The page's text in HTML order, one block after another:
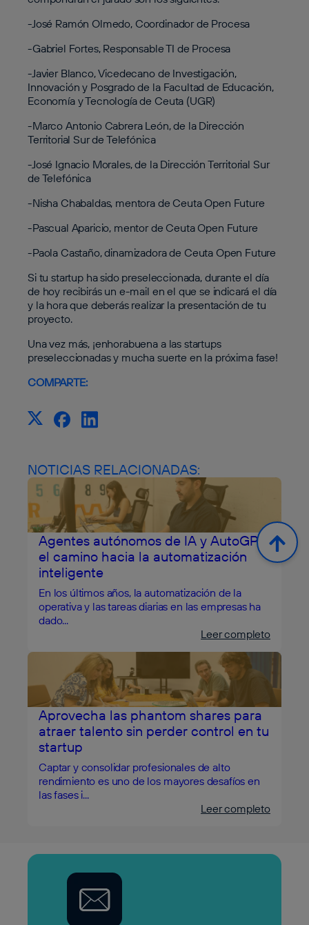
-José Ramón Olmedo, Coordinador de Procesa
-Gabriel Fortes, Responsable TI de Procesa
-Javier Blanco, Vicedecano de Investigación,
Innovación y Posgrado de la Facultad de Educación,
Economía y Tecnología de Ceuta (UGR)
-Marco Antonio Cabrera León, de la Dirección
Territorial Sur de Telefónica
-José Ignacio Morales, de la Dirección Territorial Sur
de Telefónica
-Nisha Chabaldas, mentora de Ceuta Open Future
-Pascual Aparicio, mentor de Ceuta Open Future
-Paola Castaño, dinamizadora de Ceuta Open Future
Si tu startup ha sido preseleccionada, durante el día
de hoy recibirás un e-mail en el que se indicará el día
y la hora que deberás realizar la presentación de tu
proyecto.
Una vez más, ¡enhorabuena a las startups
preseleccionadas y mucha suerte en la próxima fase!
COMPARTE:
NOTICIAS RELACIONADAS:
Agentes autónomos de IA y AutoGPT:
el camino hacia la automatización
inteligente
En los últimos años, la automatización de la
operativa y las tareas diarias en las empresas ha
dado...
Leer completo
Aprovecha las phantom shares para
atraer talento sin perder control en tu
startup
Captar y consolidar profesionales de alto
rendimiento es uno de los mayores desafíos en
las fases i...
Leer completo